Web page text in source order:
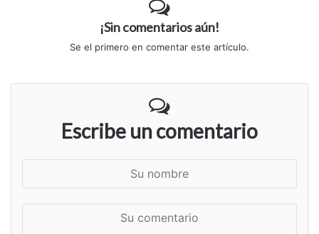
¡Sin comentarios aún!
Se el primero en comentar este artículo.
Escribe un comentario